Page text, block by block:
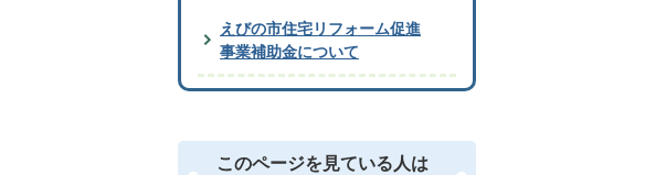
えびの市住宅リフォーム促進
事業補助金について
このページを見ている人は